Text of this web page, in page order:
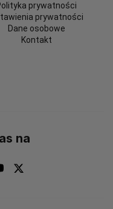
prywatności
prywatności
Dane osobowe
Kontakt
na